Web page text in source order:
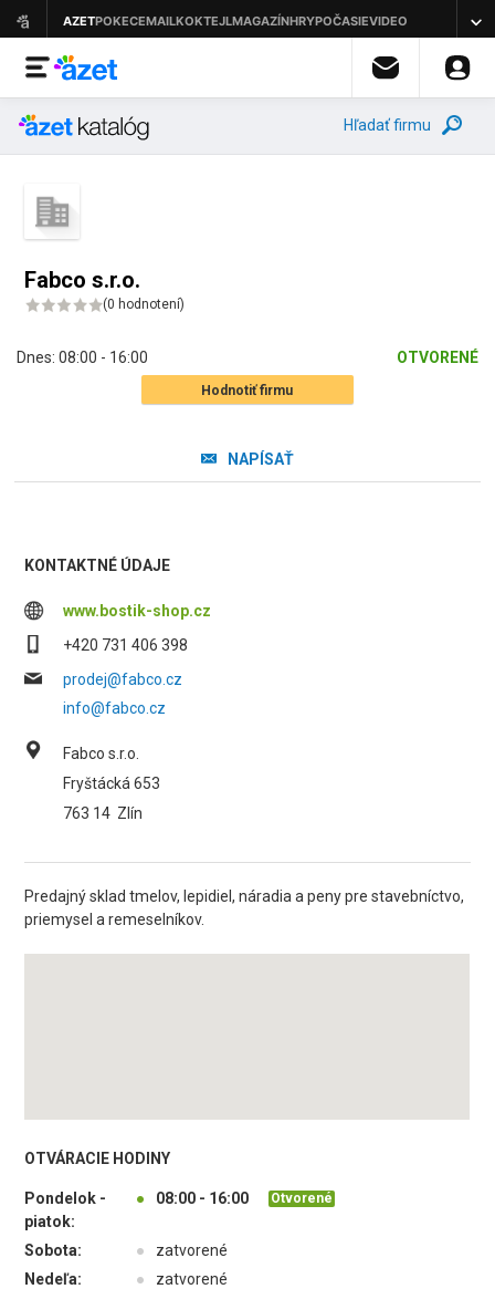
Hľadať firmu
Fabco s.r.o.
(0 hodnotení)
Dnes: 08:00 - 16:00 OTVORENÉ
Hodnotiť firmu
NAPÍSAŤ
KONTAKTNÉ ÚDAJE
www.bostik-shop.cz
+420 731 406 398
prodej@fabco.cz
info@fabco.cz
Fabco s.r.o.
Fryštácká 653
763 14 Zlín
Predajný sklad tmelov, lepidiel, náradia a peny pre stavebníctvo,
priemysel a remeselníkov.
OTVÁRACIE HODINY
Pondelok -
piatok:
● 08:00 - 16:00 Otvorené
Sobota: ●
zatvorené
Nedeľa:
● zatvorené